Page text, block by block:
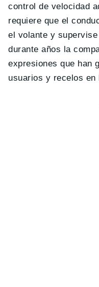
control de velocidad
requiere que el
el volante y
durante años la
expresiones que han
usuarios y recelos en